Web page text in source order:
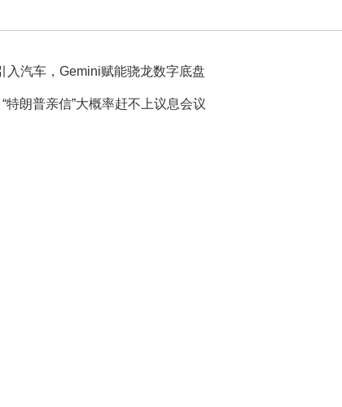
入汽车，Gemini赋能骁龙数字底盘
特朗普亲信”大概率赶不上议息会议